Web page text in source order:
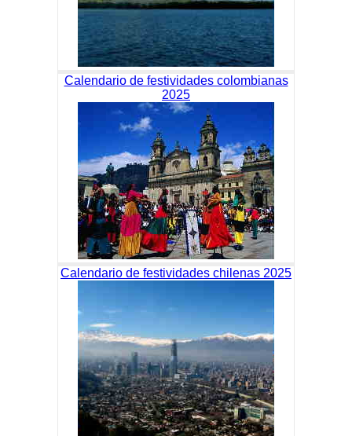
Calendario de festividades colombianas
2025
Calendario de festividades chilenas 2025